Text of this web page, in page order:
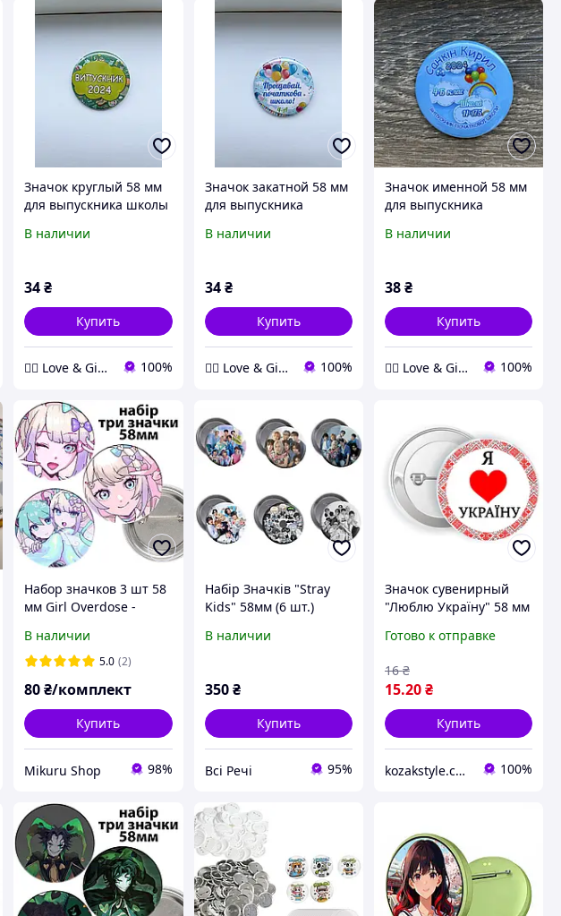
Значок круглый 58 мм
для выпускника школы
Love&Gifts
В наличии
34₴
Купить
❤️‍🔥 Love & Gifts 🎁 100%
Значок закатной 58 мм
для выпускника
Прощай начальная
В наличии
34 ₴
Купить
❤️‍🔥 Love & Gifts 🎁 100%
Значок именной 58 мм
для выпускника
Выпускник начальной
В наличии
38₴
Купить
❤️‍🔥 Love & Gifts 🎁 100%
Набор значков 3 шт 58
мм Girl Overdose -
В наличии
5.0 (2)
80₴/комплект
Купить
Mikuru Shop 98%
Набір Значків "Stray
Kids" 58мм (6 шт.)
В наличии
350 ₴
Купить
Всі Речі 95%
Значок сувенирный
"Люблю Україну" 58 мм
Готово к отправке
15.20₴
16 ₴
Купить
kozakstyle.com. Украинская народная одежда. Патриотическая одежда. Украинские аксессуары и сувениры 100%